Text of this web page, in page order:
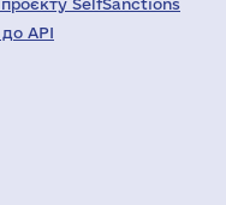
SelfSanctions
API